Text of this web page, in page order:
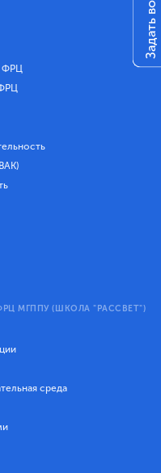
ФРЦ
МГППУ (ШКОЛА "РАССВЕТ")
среда